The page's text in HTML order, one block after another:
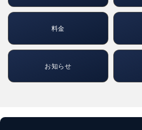
料金
お知らせ